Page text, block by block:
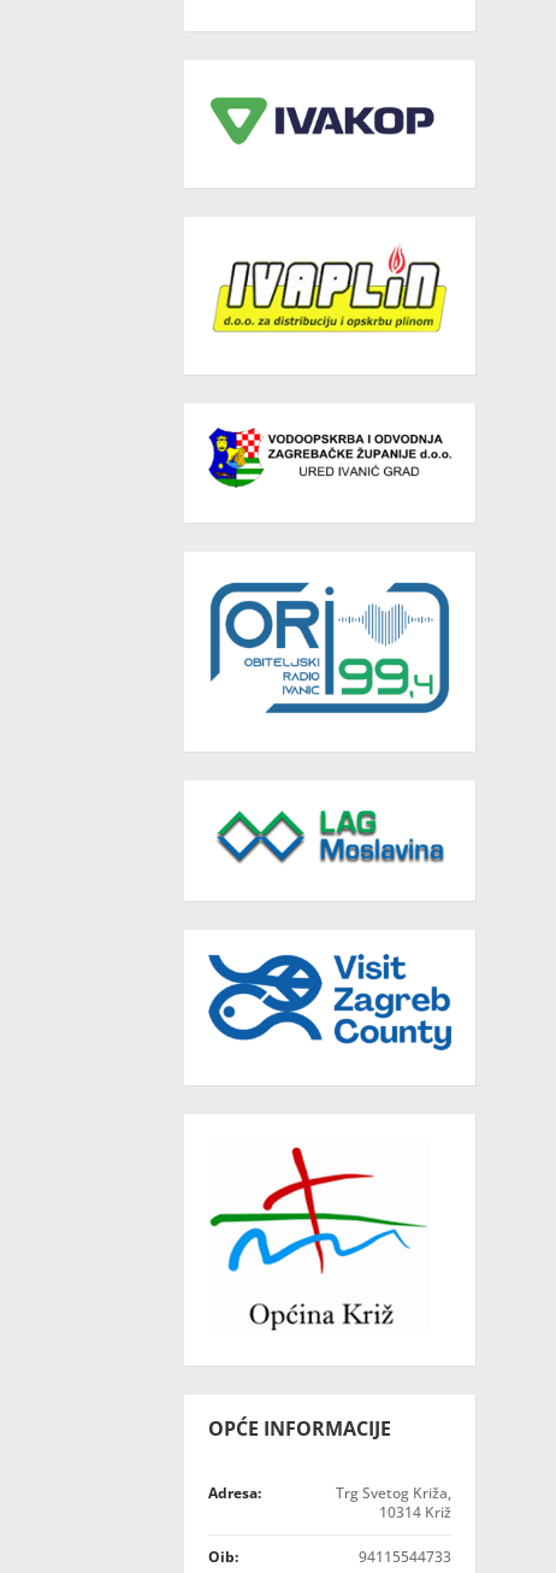
OPĆE INFORMACIJE
Adresa:
Trg Svetog Križa,
10314 Križ
Oib: 94115544733